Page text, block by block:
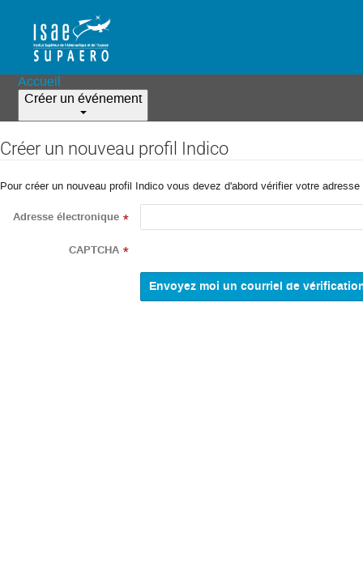
Accueil
Créer un événement
Créer un nouveau profil Indico
Pour créer un nouveau profil Indico vous devez d'abord vérifier votre
Adresse électronique *
CAPTCHA *